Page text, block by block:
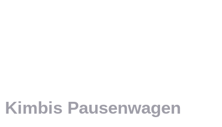
Kimbis Pausenwagen